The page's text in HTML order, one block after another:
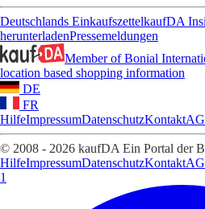
Deutschlands EinkaufszettelkaufDA
herunterladenPressemeldungen
Member of Bonial
location based shopping information
DE
FR
HilfeImpressumDatenschutzKontakt
© 2008 - 2026 kaufDA Ein Portal der
HilfeImpressumDatenschutzKontakt
1